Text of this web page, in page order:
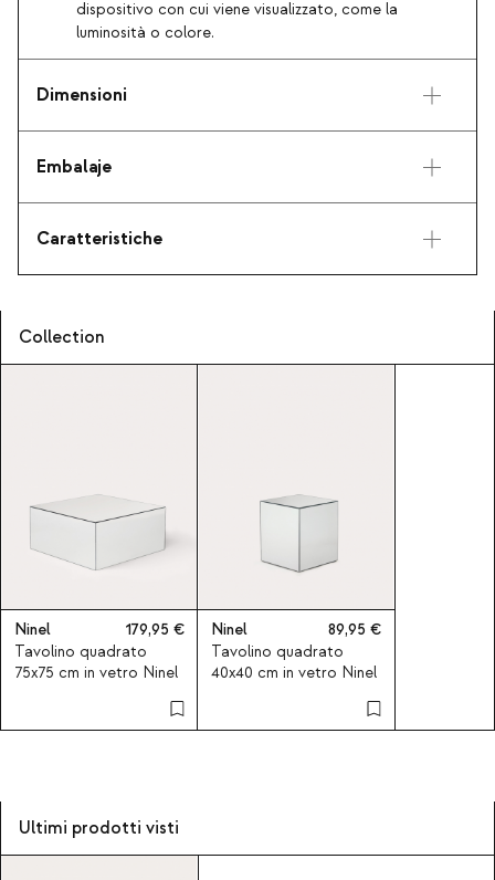
dispositivo con cui viene visualizzato, come la
luminosità o colore.
Dimensioni
Embalaje
Caratteristiche
Collection
Ninel
179,95
Tavolino quadrato
75x75 cm in vetro Ninel
Ninel
89,95
Tavolino quadrato
40x40 cm in vetro Ninel
Ultimi prodotti visti